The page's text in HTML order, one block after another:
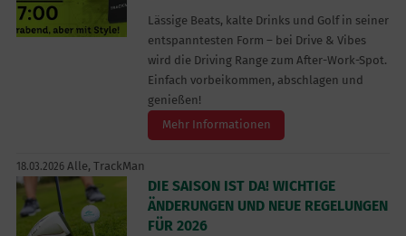
Lässige Beats, kalte Drinks und Golf in seiner
entspanntesten Form – bei Drive & Vibes
wird die Driving Range zum After-Work-Spot.
Einfach vorbeikommen, abschlagen und
genießen!
Mehr Informationen
18.03.2026 Alle, TrackMan
DIE SAISON IST DA! WICHTIGE
ÄNDERUNGEN UND NEUE REGELUNGEN
FÜR 2026